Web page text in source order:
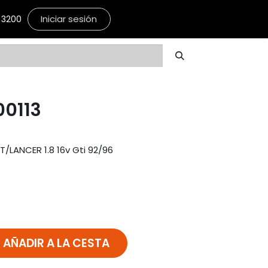
Iniciar sesión
LANCER 1.8 16v Gti 92/96
AÑADIR A LA CESTA